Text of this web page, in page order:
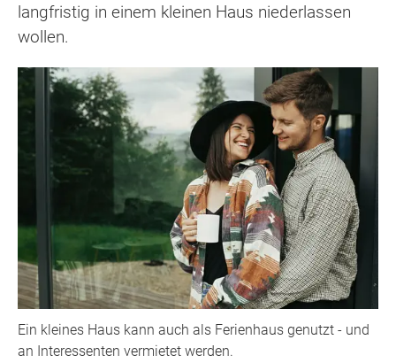
langfristig in einem kleinen Haus niederlassen
wollen.
Ein kleines Haus kann auch als Ferienhaus genutzt - und
an Interessenten vermietet werden.